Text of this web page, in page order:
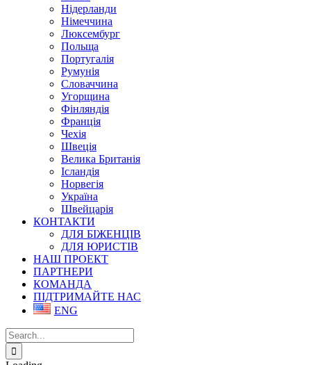
Нідерланди
Німеччина
Люксембург
Польща
Португалія
Румунія
Словаччина
Угорщина
Фінляндія
Франція
Чехія
Швеція
Велика Британія
Ісландія
Норвегія
Україна
Швейцарія
КОНТАКТИ
ДЛЯ БІЖЕНЦІВ
ДЛЯ ЮРИСТІВ
НАШ ПРОЕКТ
ПАРТНЕРИ
КОМАНДА
ПІДТРИМАЙТЕ НАС
ENG
Search
for: